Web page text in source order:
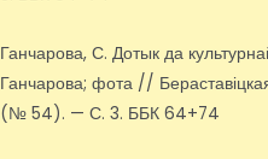
Ганчарова, С. Дотык да
Ганчарова; фота //
(№ 54). — С. 3. ББК 64+74